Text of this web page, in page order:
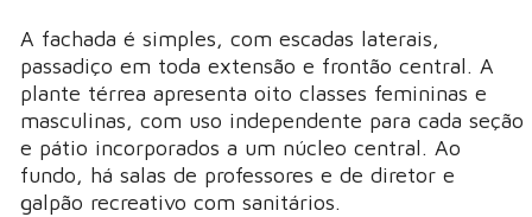
A fachada é simples, com escadas laterais,
passadiço em toda extensão e frontão central. A
plante térrea apresenta oito classes femininas e
masculinas, com uso independente para cada seção
e pátio incorporados a um núcleo central. Ao
fundo, há salas de professores e de diretor e
galpão recreativo com sanitários.